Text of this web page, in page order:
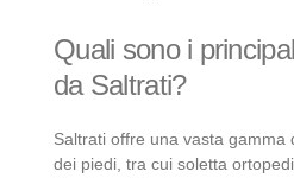
Quali sono i
da Saltrati?
Saltrati offre una vasta gamma
dei piedi, tra cui soletta